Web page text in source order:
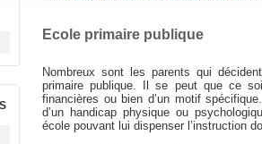
Ecole primaire publique
Nombreux sont les parents qui
primaire publique. Il se peut que ce
financières ou bien d’un motif
d’un handicap physique ou
école pouvant lui dispenser l’instruction